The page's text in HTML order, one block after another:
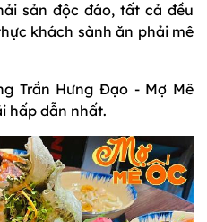
sản độc đáo, tất cả đều
khách sành ăn phải mê
Trần Hưng Đạo - Mợ Mê
hấp dẫn nhất.